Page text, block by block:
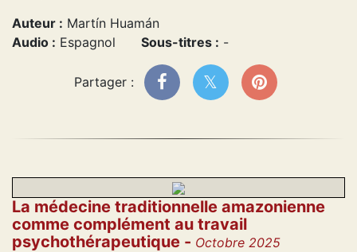
Auteur : Martín Huamán
Audio : Espagnol Sous-titres : -
Partager :
La médecine traditionnelle amazonienne
comme complément au travail
psychothérapeutique - Octobre 2025